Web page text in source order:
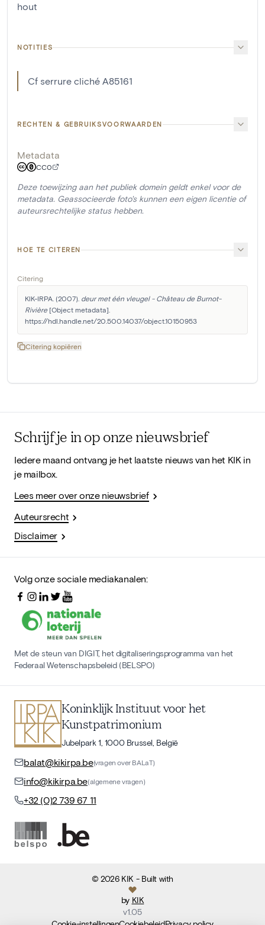
hout
NOTITIES
Cf serrure cliché A85161
RECHTEN & GEBRUIKSVOORWAARDEN
Metadata
CC0
Deze toewijzing aan het publiek domein geldt enkel voor de
metadata. Geassocieerde foto's kunnen een eigen licentie of
auteursrechtelijke status hebben.
HOE TE CITEREN
Citering
KIK-IRPA. (2007). deur met één vleugel - Château de Burnot-
Rivière [Object metadata].
https://hdl.handle.net/20.500.14037/object.10150953
Citering kopiëren
Schrijf je in op onze nieuwsbrief
Iedere maand ontvang je het laatste nieuws van het KIK in
je mailbox.
Lees meer over onze nieuwsbrief
Auteursrecht
Disclaimer
Volg onze sociale mediakanalen:
Met de steun van DIGIT, het digitaliseringsprogramma van het
Federaal Wetenschapsbeleid (BELSPO)
Koninklijk Instituut voor het
Kunstpatrimonium
Jubelpark 1, 1000 Brussel, België
balat@kikirpa.be(vragen over BALaT)
info@kikirpa.be(algemene vragen)
+32 (0)2 739 67 11
©2026 KIK - Built with
by KIK
v1.05